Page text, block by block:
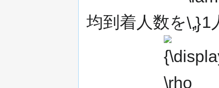
均到着人数を , 1
{\displaystyle
\rho
=\lambda
{S}}\,}